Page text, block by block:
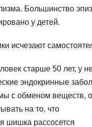
Большинство
у детей.
исчезают
старше 50 лет, у
эндокринные
с обменом веществ,
на то, что
шишка рассосется